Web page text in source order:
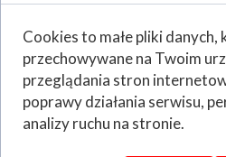
Archanioł Uriel stoi na
ziemskich i zajmuje
Panną, Bykiem.
Ziemia. Jest w stanie
Ciebie problemy,
Cookies to małe pliki danych,
przechowywane na Twoim
przeglądania stron
poprawy działania serwisu,
analizy ruchu na stronie.